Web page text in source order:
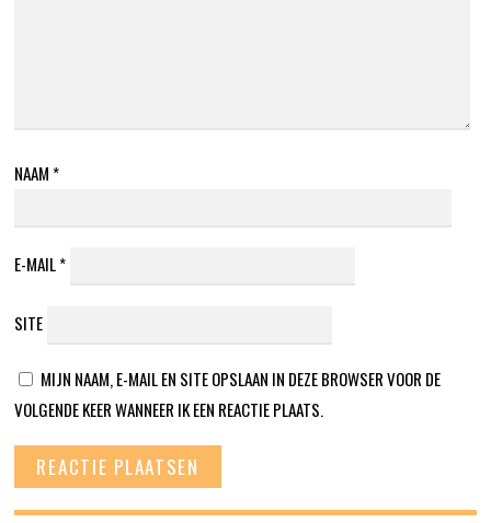
NAAM *
E-MAIL*
SITE
MIJN NAAM, E-MAIL EN SITE OPSLAAN IN DEZE BROWSER VOOR DE
VOLGENDE KEER WANNEER IK EEN REACTIE PLAATS.